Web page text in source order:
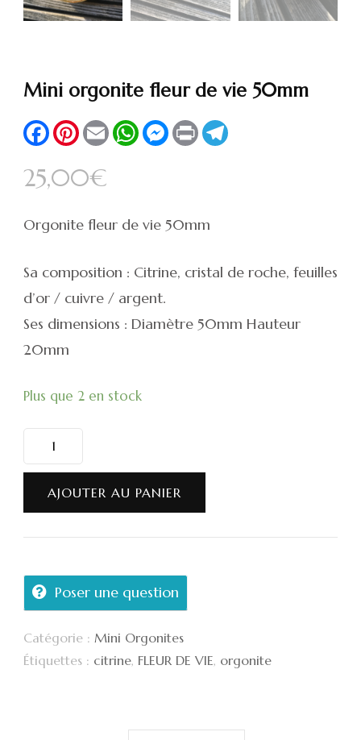
Mini orgonite fleur de vie 50mm
FacebookPinterest
Email WhatsApp
Messenger
Print
25,00€
Orgonite fleur de vie 50mm
Sa composition : Citrine, cristal de roche, feuilles
d’or / cuivre / argent.
Ses dimensions : Diamètre 50mm Hauteur
20mm
Plus que 2 en stock
quantité
de
Mini
orgonite
fleur
vie
AJOUTER AU PANIER
Poser une question
Catégorie : Mini Orgonites
Étiquettes : citrine, FLEUR DE VIE, orgonite